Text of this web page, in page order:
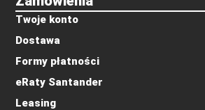
Twoje konto
Dostawa
Formy płatności
eRaty Santander
Leasing